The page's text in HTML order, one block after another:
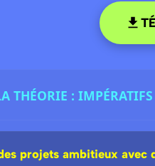
THÉORIE :
projets ambitieux avec